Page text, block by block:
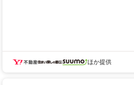
ほか提供